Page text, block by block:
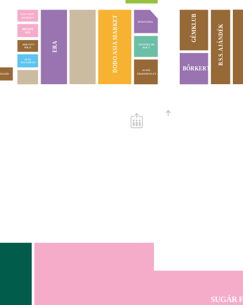
B.S.S. AJÁNDÉK
GÉMKLUB
BŐRKERT
DIVATZÓNA
ÖNVÉDELMI
BOLT
ACZÉL
ÉKSZERÜZLET
DODO ASIA MARKET
ERA
EGY CSEPP
BIOBOLT
KREATÍV
PÓLÓ
ALFA
BIZTOSÍTÓ
SUGÁR